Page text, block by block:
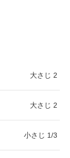
大さじ 2
大さじ 2
小さじ 1/3